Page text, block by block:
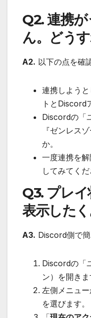
Q2. 連携
ん。どう
A2. 以下の点を確
連携しよう
トとDiscord
Discordの「
『ゼンレス
か。
一度連携を
してみてくだ
Q3. プレ
表示したく
A3. Discord側で簡
Discordの「
ン）を開きま
左側メニュー
を選びます。